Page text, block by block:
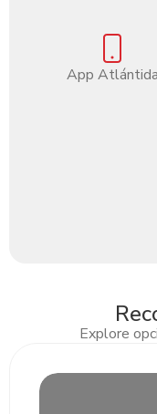
App Atlántida
Explore